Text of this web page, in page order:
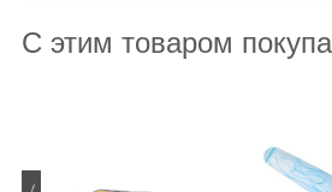
С этим товаром